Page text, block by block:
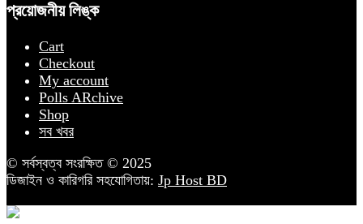
প্রয়োজনীয় লিঙ্ক
Cart
Checkout
My account
Polls ARchive
Shop
সব খবর
© সর্বস্বত্ব সংরক্ষিত © 2025
ডিজাইন ও কারিগরি সহযোগিতায়: Jp Host BD